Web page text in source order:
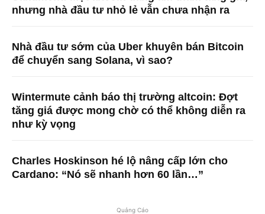
nhưng nhà đầu tư nhỏ lẻ vẫn chưa nhận ra
Nhà đầu tư sớm của Uber khuyên bán Bitcoin
để chuyển sang Solana, vì sao?
Wintermute cảnh báo thị trường altcoin: Đợt
tăng giá được mong chờ có thể không diễn ra
như kỳ vọng
Charles Hoskinson hé lộ nâng cấp lớn cho
Cardano: “Nó sẽ nhanh hơn 60 lần…”
Quảng Cáo